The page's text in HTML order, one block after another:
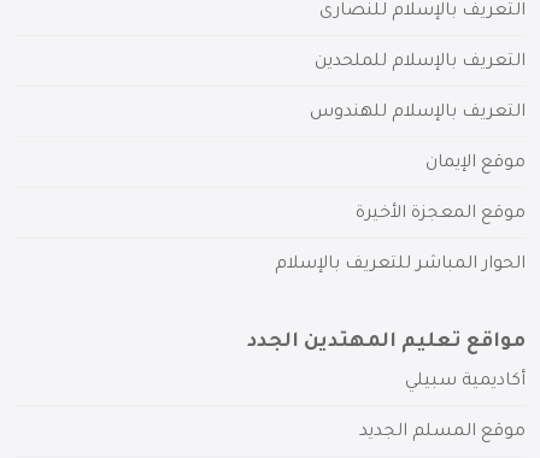
التعريف بالإسلام للنصارى
التعريف بالإسلام للملحدين
التعريف بالإسلام للهندوس
موقع الإيمان
موقع المعجزة الأخيرة
الحوار المباشر للتعريف بالإسلام
مواقع تعليم المهتدين الجدد
أكاديمية سبيلي
موقع المسلم الجديد